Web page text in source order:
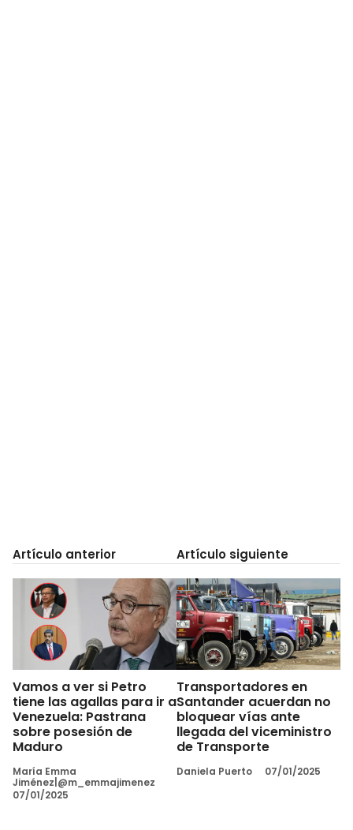
Artículo anterior
Vamos a ver si Petro
tiene las agallas para ir a
Venezuela: Pastrana
sobre posesión de
Maduro
María Emma
Jiménez|@m_emmajimenez
07/01/2025
Artículo siguiente
Transportadores en
Santander acuerdan no
bloquear vías ante
llegada del viceministro
de Transporte
Daniela Puerto 07/01/2025